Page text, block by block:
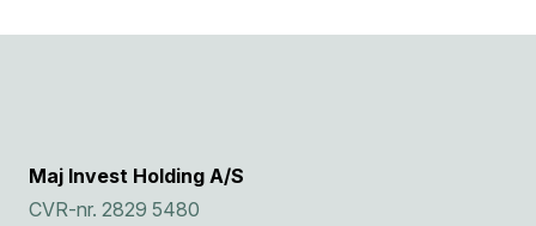
Maj Invest Holding A/S
CVR-nr. 2829 5480